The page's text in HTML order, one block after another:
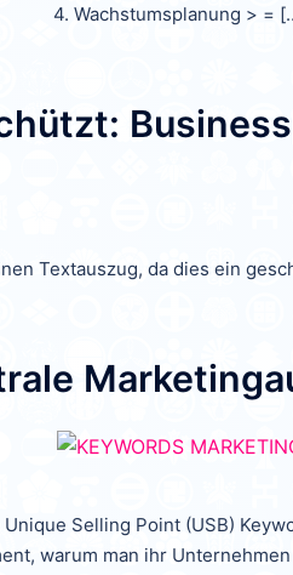
4. Wachstumsplanung > =
Textauszug, da dies ein
Selling Point (USB)
warum man ihr